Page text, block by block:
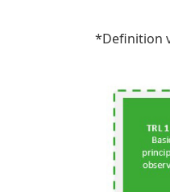
*Definition